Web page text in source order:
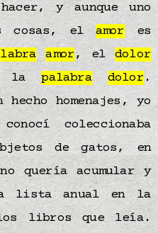
y aunque uno
cosas, el amores
amor, eldolor
lapalabra dolor.
homenajes, yo
coleccionaba
de gatos, en
quería acumular y
lista anual en la
los libros que leía.